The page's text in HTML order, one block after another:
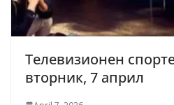
Телевизионен
вторник, 7 април